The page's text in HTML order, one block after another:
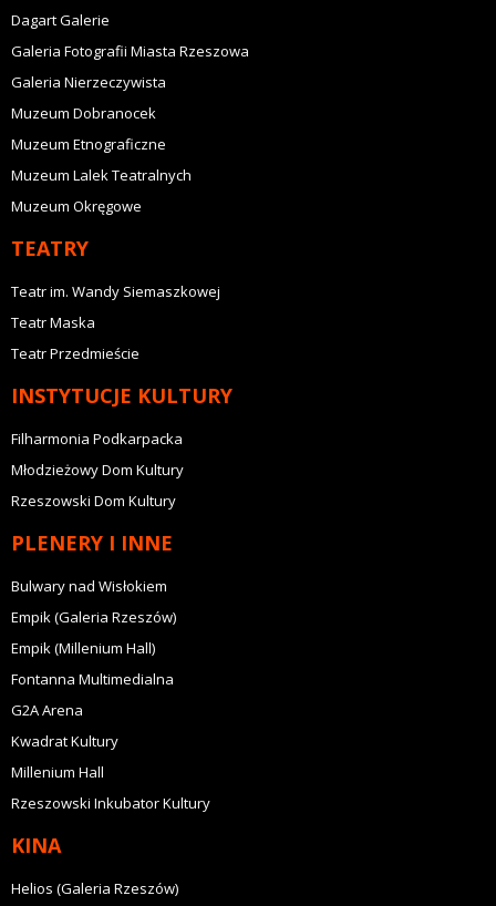
Dagart Galerie
Galeria Fotografii Miasta Rzeszowa
Galeria Nierzeczywista
Muzeum Dobranocek
Muzeum Etnograficzne
Muzeum Lalek Teatralnych
Muzeum Okręgowe
TEATRY
Teatr im. Wandy Siemaszkowej
Teatr Maska
Teatr Przedmieście
INSTYTUCJE KULTURY
Filharmonia Podkarpacka
Młodzieżowy Dom Kultury
Rzeszowski Dom Kultury
PLENERY I INNE
Bulwary nad Wisłokiem
Empik (Galeria Rzeszów)
Empik (Millenium Hall)
Fontanna Multimedialna
G2A Arena
Kwadrat Kultury
Millenium Hall
Rzeszowski Inkubator Kultury
KINA
Helios (Galeria Rzeszów)